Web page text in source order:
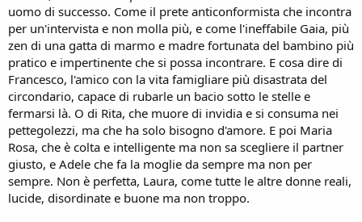
uomo di successo. Come il prete anticonformista che incontra
per un'intervista e non molla più, e come l'ineffabile Gaia, più
zen di una gatta di marmo e madre fortunata del bambino più
pratico e impertinente che si possa incontrare. E cosa dire di
Francesco, l'amico con la vita famigliare più disastrata del
circondario, capace di rubarle un bacio sotto le stelle e
fermarsi là. O di Rita, che muore di invidia e si consuma nei
pettegolezzi, ma che ha solo bisogno d'amore. E poi Maria
Rosa, che è colta e intelligente ma non sa scegliere il partner
giusto, e Adele che fa la moglie da sempre ma non per
sempre. Non è perfetta, Laura, come tutte le altre donne reali,
lucide, disordinate e buone ma non troppo.